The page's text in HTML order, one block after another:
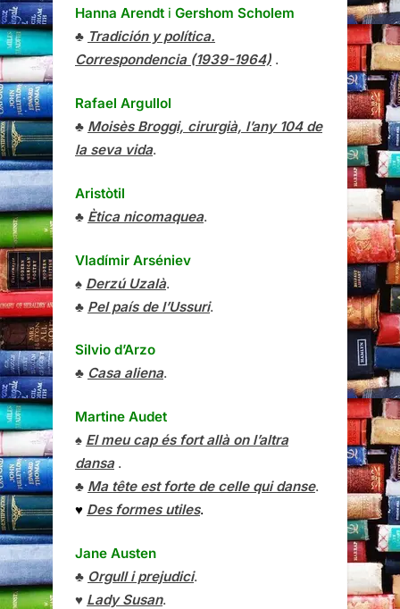
Hanna Arendt i Gershom Scholem
♣ Tradición y política.
Correspondencia (1939-1964) .
Rafael Argullol
♣ Moisès Broggi, cirurgià, l’any 104 de
la seva vida.
Aristòtil
♣ Ètica nicomaquea.
Vladímir Arséniev
♠ Derzú Uzalà.
♣ Pel país de l’Ussuri.
Silvio d’Arzo
♣ Casa aliena.
Martine Audet
♠ El meu cap és fort allà on l’altra
dansa.
♣ Ma tête est forte de celle qui danse.
♥ Des formes utiles.
Jane Austen
♣ Orgull i prejudici.
♥ Lady Susan.